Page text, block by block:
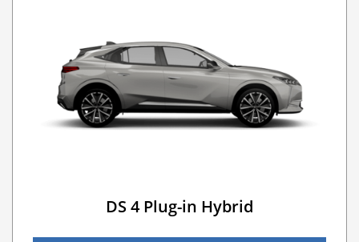
WI-FI 4G nelimitat
Serviciu premium de urgență pe drum
Traversarea frontierei Romania
Taxa spalatorie
Transfer Privat (sau „RMO Transfer”)
DS 4 Plug-in Hybrid